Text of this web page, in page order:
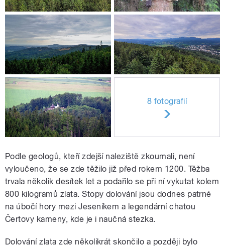
8 fotografií
Podle geologů, kteří zdejší naleziště zkoumali, není
vyloučeno, že se zde těžilo již před rokem 1200. Těžba
trvala několik desítek let a podařilo se při ní vykutat kolem
800 kilogramů zlata. Stopy dolování jsou dodnes patrné
na úbočí hory mezi Jeseníkem a legendární chatou
Čertovy kameny, kde je i naučná stezka.
Dolování zlata zde několikrát skončilo a později bylo